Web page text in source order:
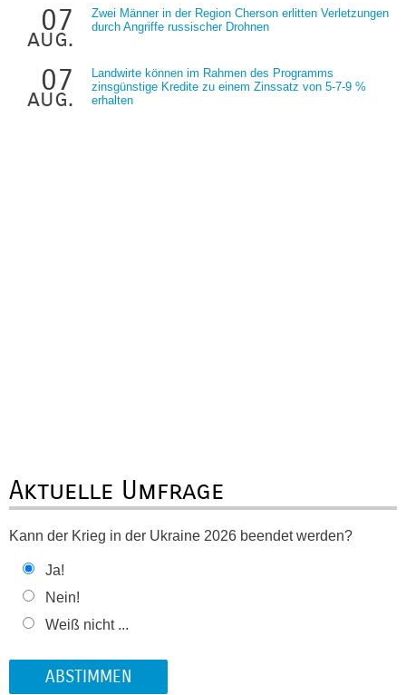
07
aug.
Zwei Männer in der Region Cherson erlitten Verletzungen
durch Angriffe russischer Drohnen
07
aug.
Landwirte können im Rahmen des Programms
zinsgünstige Kredite zu einem Zinssatz von 5-7-9 %
erhalten
Aktuelle Umfrage
Kann der Krieg in der Ukraine 2026 beendet werden?
Ja!
Nein!
Weiß nicht ...